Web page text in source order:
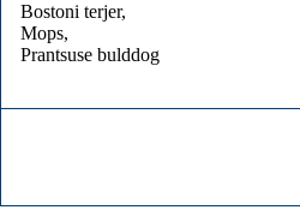
Bostoni terjer,
Mops,
Prantsuse bulddog